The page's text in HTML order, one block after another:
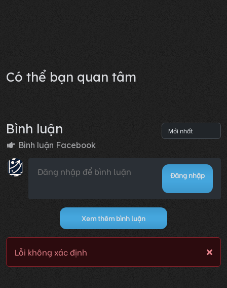
Có thể bạn quan tâm
Bình luận
Bình luận Facebook
Đăng nhập
Xem thêm bình luận
Lỗi không xác định